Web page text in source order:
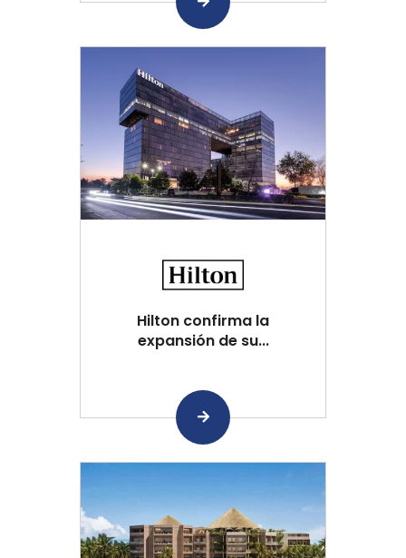
Hilton confirma la
expansión de su...